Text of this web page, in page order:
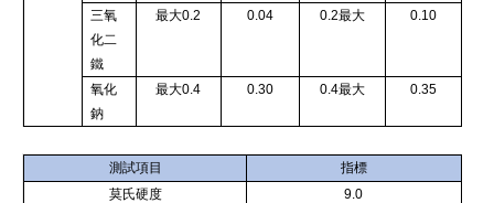
三氧
化二
鐵
最大0.2 0.04 0.2最大 0.10
氧化
鈉
最大0.4 0.30 0.4最大 0.35
測試項目
指標
莫氏硬度
9.0